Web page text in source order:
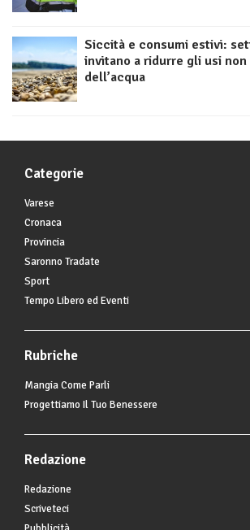
Siccità e consumi estivi:
invitano a ridurre gli usi non
dell’acqua
Categorie
Varese
Cronaca
Provincia
Saronno Tradate
Sport
Tempo Libero ed Eventi
Rubriche
Mangia Come Parli
Progettiamo Il Tuo Benessere
Redazione
Redazione
Scriveteci